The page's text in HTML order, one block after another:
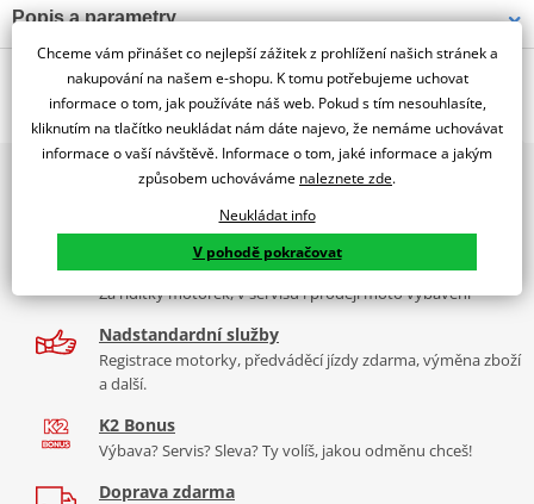
Popis a parametry
Jsme autorizovaný
dealer značky PUIG
WINDSHIELD T.G. KYMCO G5 09'-10'
Tabulka velikostí
Co když mi to nebude
O výrobci
PUIG byl založen v roce 1964 ve Španělsku. Vyrábí se ve městě
Granollers poblíž Barcelony na ploše 8 000 m² v objektu, který se
dělí na 3 části: komerční, odlitkovou a kovových součástek. Již 40
let se účastní nejslavnějších závodů motocyklů po celém světě. V
naší nabídce naleznete doplňky a příslušenství například: plexi,
padací protektory a mnoho dalšího.
Zobrazit všechny produktyznačky PUIG
2x multibrand showroom
díly, to vše v Praze a Liberci
Více než 30 let zkušeností
Za řídítky motorek, v servisu i prodeji moto vybavení
Nadstandardní služby
Registrace motorky, předváděcí jízdy zdarma, výměna zboží
a další.
K2 Bonus
Výbava? Servis? Sleva? Ty volíš, jakou odměnu chceš!
Doprava zdarma
Chceme vám přinášet co nejlepší zážitek z prohlížení našich stránek a
nakupování na našem e-shopu. K tomu potřebujeme uchovat
informace o tom, jak používáte náš web. Pokud s tím nesouhlasíte,
kliknutím na tlačítko neukládat nám dáte najevo, že nemáme uchovávat
informace o vaší návštěvě. Informace o tom, jaké informace a jakým
způsobem uchováváme naleznete zde.
Neukládat info
V pohodě pokračovat